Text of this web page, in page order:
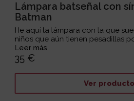
Lámpara batseñal con
Batman
He aquí la lámpara con la que
niños que aún tienen pesadillas
Leer más
35 €
Ver producto